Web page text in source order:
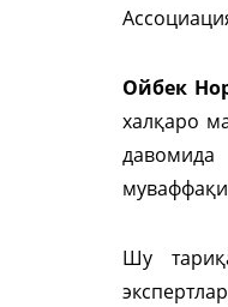
Ойбек
халқаро
Шу